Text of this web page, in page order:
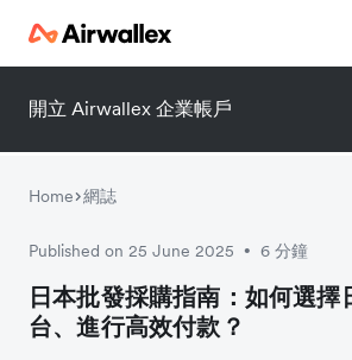
開立 Airwallex 企業帳戶
Home 網誌
Published on 25 June 2025 • 6 分鐘
日本批發採購指南：如何選擇
台、進行高效付款？
立即觀看 3 分鐘體驗短片
請填寫資料以觀體驗短片：